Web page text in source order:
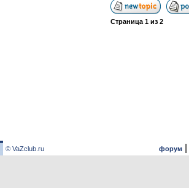
Страница 1 из 2
© VaZclub.ru форум|